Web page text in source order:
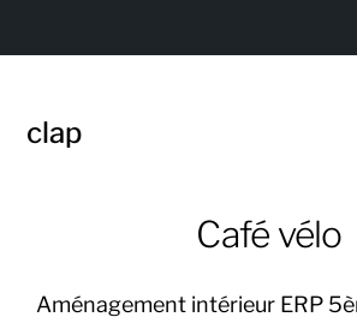
clap
Café vélo
Aménagement intérieur ERP